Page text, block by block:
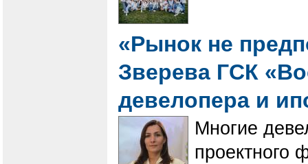
«Рынок не
Зверева ГСК
девелопера и
Многие
проектного